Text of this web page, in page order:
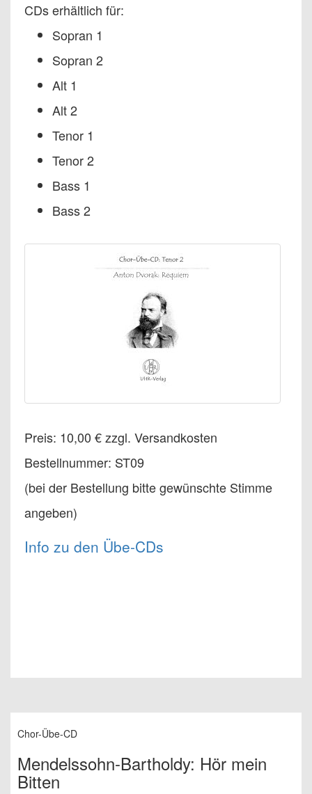
CDs erhältlich für:
Sopran 1
Sopran 2
Alt 1
Alt 2
Tenor 1
Tenor 2
Bass 1
Bass 2
Preis: 10,00 € zzgl. Versandkosten
Bestellnummer: ST09
(bei der Bestellung bitte gewünschte Stimme
angeben)
Info zu den Übe-CDs
Chor-Übe-CD
Mendelssohn-Bartholdy: Hör mein
Bitten